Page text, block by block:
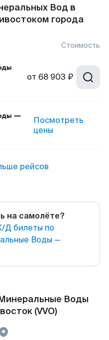
Вод в
города
Стоимость
от 68 903 ₽
—
Посмотреть
цены
рейсов
на самолёте?
билеты по
Воды —
Воды
(VVO)